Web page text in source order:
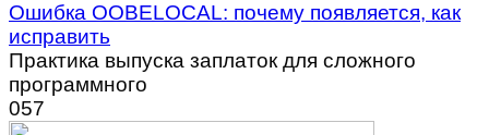
Ошибка OOBELOCAL: почему появляется, как
исправить
Практика выпуска заплаток для сложного
программного
057